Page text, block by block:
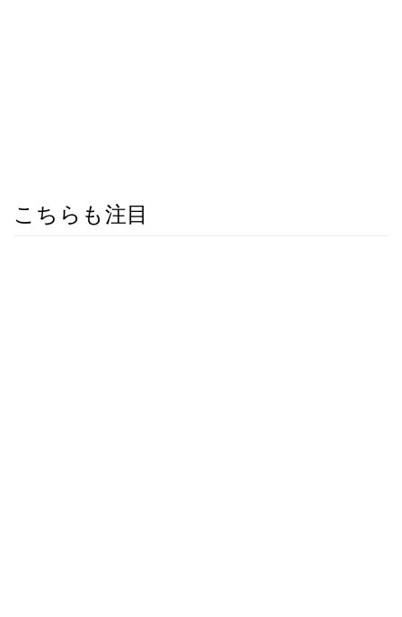
こちらも注目